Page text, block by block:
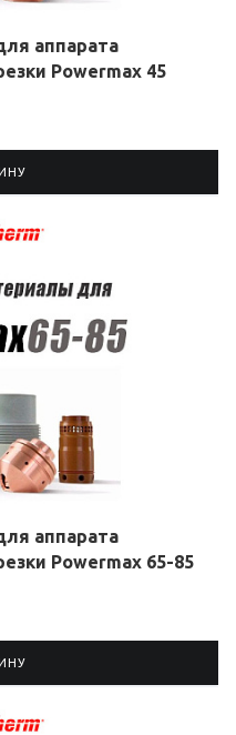
аппарата
Powermax 45
аппарата
Powermax 65-85